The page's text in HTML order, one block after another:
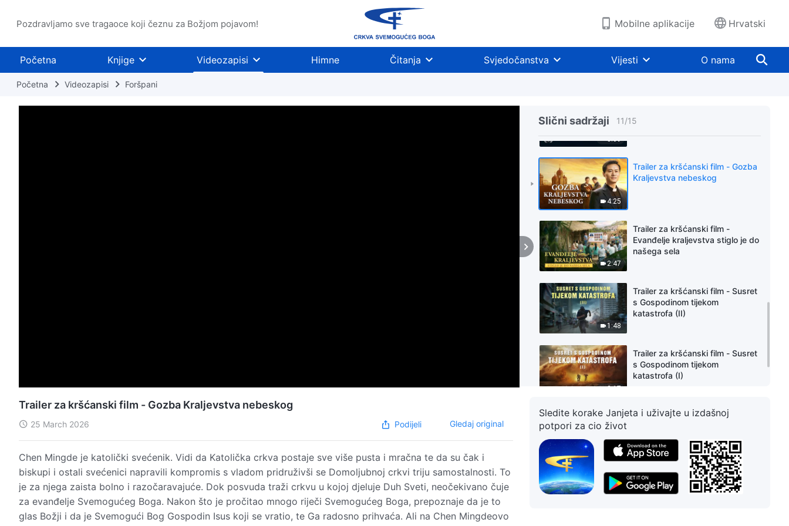
Pozdravljamo sve tragaoce koji čeznu za Božjom pojavom! Mobilne aplikacije Hrvatski
Početna Knjige Videozapisi Himne Čitanja Svjedočanstva Vijesti O nama
Početna Videozapisi Foršpani
Slični sadržaji 11/15
3:09
4:25
Trailer za kršćanski film - Gozba
Kraljevstva nebeskog
2:47
Trailer za kršćanski film -
Evanđelje kraljevstva stiglo je do
našega sela
1:48
Trailer za kršćanski film - Susret
s Gospodinom tijekom
katastrofa (II)
2:17
Trailer za kršćanski film - Susret
s Gospodinom tijekom
katastrofa (I)
3:02
Trailer za kršćanski film -
Trailer za kršćanski film - Gozba Kraljevstva nebeskog
25 March 2026 Podijeli Gledaj original
Chen Mingde je katolički svećenik. Vidi da Katolička crkva postaje sve više pusta i mračna te da su čak i
biskupi i ostali svećenici napravili kompromis s vladom pridruživši se Domoljubnoj crkvi triju samostalnosti. To
je za njega zaista bolno i razočaravajuće. Dok posvuda traži crkvu u kojoj djeluje Duh Sveti, neočekivano čuje
za evanđelje Svemogućeg Boga. Nakon što je pročitao mnogo riječi Svemogućeg Boga, prepoznaje da je to
glas Božji i da je Svemogući Bog Gospodin Isus koji se vratio, te Ga radosno prihvaća. Ali na Chen Mingdeovo
Sledite korake Janjeta i uživajte u izdašnoj
potpori za cio život